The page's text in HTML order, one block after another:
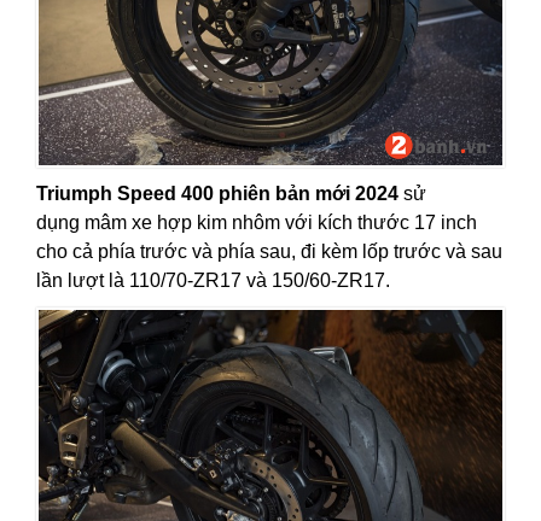
Triumph Speed 400 phiên bản mới 2024 sử
dụng mâm xe hợp kim nhôm với kích thước 17 inch
cho cả phía trước và phía sau, đi kèm lốp trước và sau
lần lượt là 110/70-ZR17 và 150/60-ZR17.